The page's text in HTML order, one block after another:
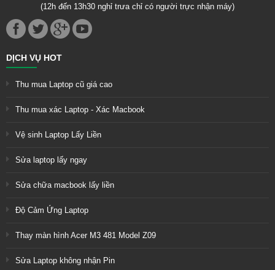
(12h đến 13h30 nghỉ trưa chỉ có người trực nhận máy)
DỊCH VỤ HOT
Thu mua Laptop cũ giá cao
Thu mua xác Laptop - Xác Macbook
Vệ sinh Laptop Lấy Liền
Sửa laptop lấy ngay
Sửa chữa macbook lấy liền
Độ Cảm Ứng Laptop
Thay màn hình Acer M3 481 Model Z09
Sửa Laptop không nhận Pin